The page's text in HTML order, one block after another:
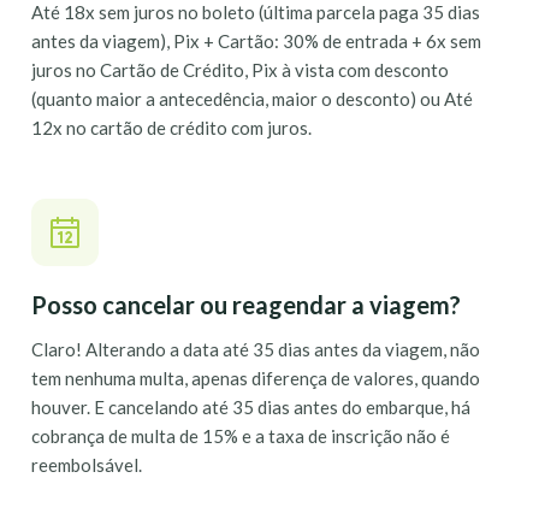
Até 18x sem juros no boleto (última parcela paga 35 dias
antes da viagem), Pix + Cartão: 30% de entrada + 6x sem
juros no Cartão de Crédito, Pix à vista com desconto
(quanto maior a antecedência, maior o desconto) ou Até
12x no cartão de crédito com juros.
Posso cancelar ou reagendar a viagem?
Claro! Alterando a data até 35 dias antes da viagem, não
tem nenhuma multa, apenas diferença de valores, quando
houver. E cancelando até 35 dias antes do embarque, há
cobrança de multa de 15% e a taxa de inscrição não é
reembolsável.